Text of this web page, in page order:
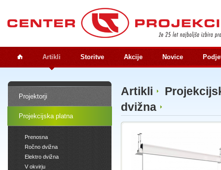
Artikli Storitve Akcije Novice
Projektorji
Projekcijska platna
Prenosna
Ročno dvižna
Elektro dvižna
V okvirju
Artikli
dvižna